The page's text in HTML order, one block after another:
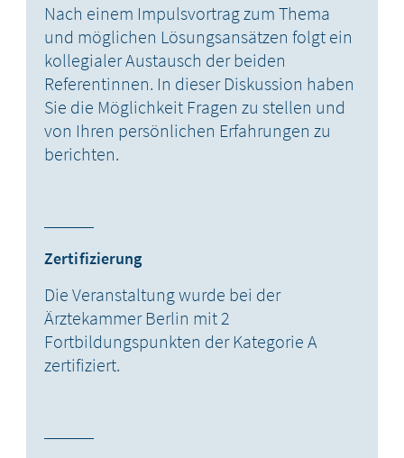
Nach einem Impulsvortrag zum Thema
und möglichen Lösungsansätzen folgt ein
kollegialer Austausch der beiden
Referentinnen. In dieser Diskussion haben
Sie die Möglichkeit Fragen zu stellen und
von Ihren persönlichen Erfahrungen zu
berichten.
Zertifizierung
Die Veranstaltung wurde bei der
Ärztekammer Berlin mit 2
Fortbildungspunkten der Kategorie A
zertifiziert.